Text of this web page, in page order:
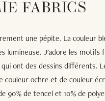
FABRICS
une pépite. La couleur
lumineuse. J'adore les motifs
qui ont des dessins différents.
couleur ochre et de couleur
90% de tencel et 10% de